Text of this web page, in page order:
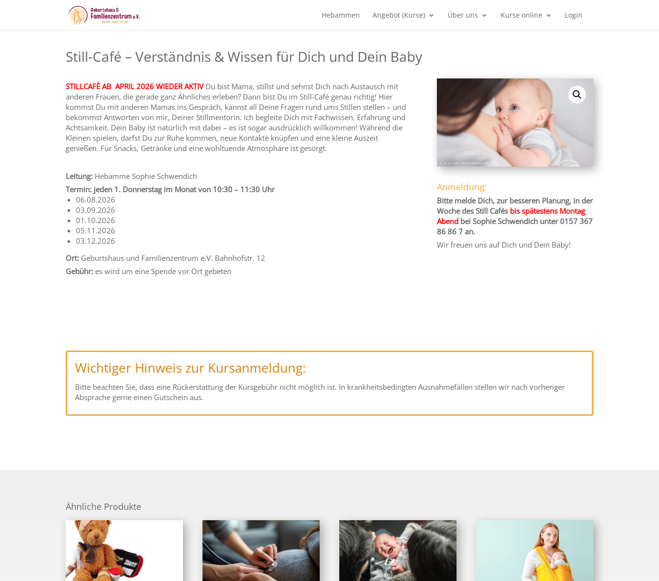
Hebammen Angebot (Kurse) Über uns Kurse online Login
Still-Café – Verständnis & Wissen für Dich und Dein Baby
STILLCAFÈ AB APRIL 2026 WIEDER AKTIVDu bist Mama, stillst und sehnst Dich nach Austausch mit
anderen Frauen, die gerade ganz Ähnliches erleben? Dann bist Du im Still-Café genau richtig! Hier
kommst Du mit anderen Mamas ins Gespräch, kannst all Deine Fragen rund ums Stillen stellen – und
bekommst Antworten von mir, Deiner Stillmentorin. Ich begleite Dich mit Fachwissen, Erfahrung und
Achtsamkeit. Dein Baby ist natürlich mit dabei – es ist sogar ausdrücklich willkommen! Während die
Kleinen spielen, darfst Du zur Ruhe kommen, neue Kontakte knüpfen und eine kleine Auszeit
genießen. Für Snacks, Getränke und eine wohltuende Atmosphäre ist gesorgt.
Leitung: Hebamme Sophie Schwendich
Termin: jeden 1. Donnerstag im Monat von 10:30 – 11:30 Uhr
06.08.2026
03.09.2026
01.10.2026
05.11.2026
03.12.2026
Ort: Geburtshaus und Familienzentrum e.V. Bahnhofstr. 12
Gebühr: es wird um eine Spende vor Ort gebeten
Anmeldung:
Bitte melde Dich, zur besseren Planung, in der
Woche des Still Cafés bis spätestens Montag
Abendbei Sophie Schwendich unter 0157 367
86 86 7 an.
Wir freuen uns auf Dich und Dein Baby!
Wichtiger Hinweis zur Kursanmeldung:
Bitte beachten Sie, dass eine Rückerstattung der Kursgebühr nicht möglich ist. In krankheitsbedingten Ausnahmefällen stellen wir nach vorheriger
Absprache gerne einen Gutschein aus.
Ähnliche Produkte